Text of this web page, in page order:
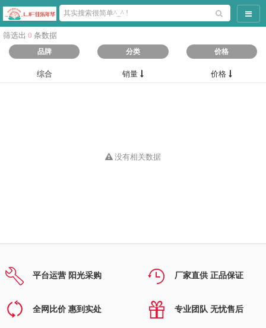
导航
筛选出 0 条数据
品牌 分类 价格
综合 销量 价格
没有相关数据
平台运营 阳光采购 厂家直供 正品保证
全网比价 惠到实处 专业团队 无忧售后